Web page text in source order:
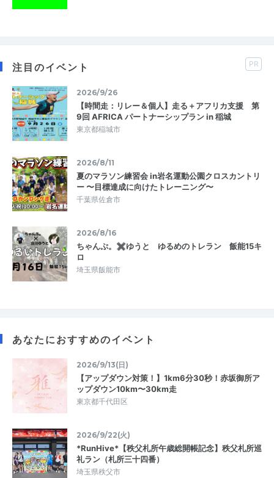
注目のイベント PR
2026/9/26
【時間走：リレー＆個人】走る＋アフリカ支援 第
9回 AFRICA パートナーシップラン in 稲城
東京都稲城市
2026/8/11
夏のマラソン練習会 in岩名運動公園クロスカントリ
ー 〜目標達成に向けたトレーニング〜
千葉県佐倉市
2026/8/16
ちゃんぷ。✖ゆうと ゆるめのトレラン 飯能15キ
ロ
埼玉県飯能市
あなたにおすすめのイベント
2026/9/13(日)
【アップダウン対策！】1km6分30秒！赤坂御所ア
ップダウン10km〜30km走
東京都千代田区
2026/9/22(火)
*RunHive*【秩父札所午歳総開帳記念】秩父札所巡
礼ラン（札所三十四番）
埼玉県秩父市